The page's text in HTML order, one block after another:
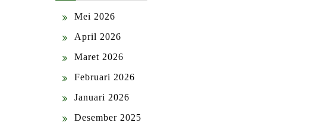
Mei 2026
April 2026
Maret 2026
Februari 2026
Januari 2026
Desember 2025